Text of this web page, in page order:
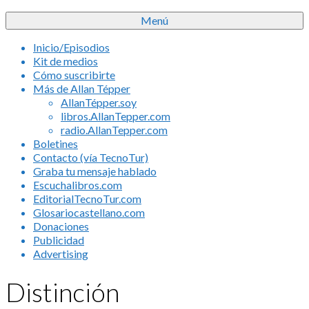
Menú
Inicio/Episodios
Kit de medios
Cómo suscribirte
Más de Allan Tépper
AllanTépper.soy
libros.AllanTepper.com
radio.AllanTepper.com
Boletines
Contacto (vía TecnoTur)
Graba tu mensaje hablado
Escuchalibros.com
EditorialTecnoTur.com
Glosariocastellano.com
Donaciones
Publicidad
Advertising
Distinción